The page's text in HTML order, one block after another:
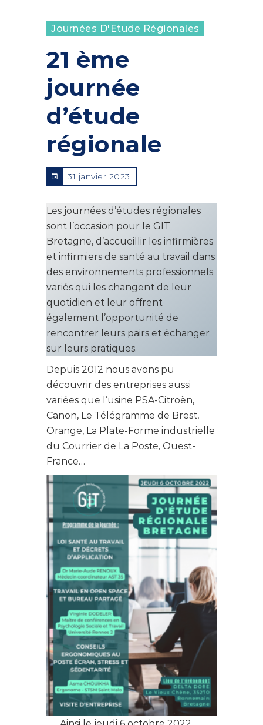
Journées D'Etude Régionales
21 ème
journée
d’étude
régionale
31 janvier 2023
Les journées d’études régionales
sont l’occasion pour le GIT
Bretagne, d’accueillir les infirmières
et infirmiers de santé au travail dans
des environnements professionnels
variés qui les changent de leur
quotidien et leur offrent
également l’opportunité de
rencontrer leurs pairs et échanger
sur leurs pratiques.
Depuis 2012 nous avons pu
découvrir des entreprises aussi
variées que l’usine PSA-Citroën,
Canon, Le Télégramme de Brest,
Orange, La Plate-Forme industrielle
du Courrier de La Poste, Ouest-
France…